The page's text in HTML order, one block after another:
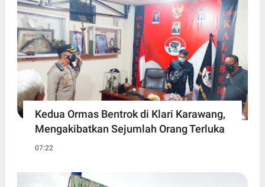
Kedua Ormas Bentrok di Klari Karawang,
Mengakibatkan Sejumlah Orang Terluka
07:22